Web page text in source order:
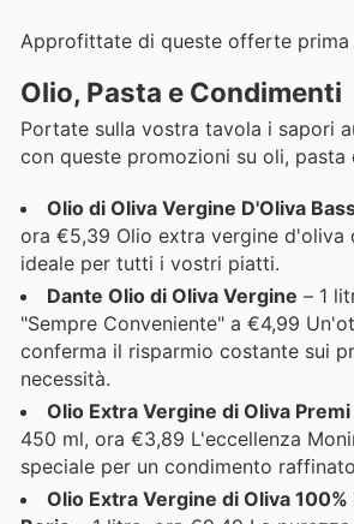
Approfittate di queste offerte prima
Olio, Pasta e Condimenti
Portate sulla vostra tavola i sapori
con queste promozioni su oli, pasta
Olio di Oliva Vergine D'Oliva
ora €5,39 Olio extra vergine d'oliva
ideale per tutti i vostri piatti.
Dante Olio di Oliva Vergine – 1
"Sempre Conveniente" a €4,99
conferma il risparmio costante sui
necessità.
Olio Extra Vergine di Oliva
450 ml, ora €3,89 L'eccellenza
speciale per un condimento
Olio Extra Vergine di Oliva